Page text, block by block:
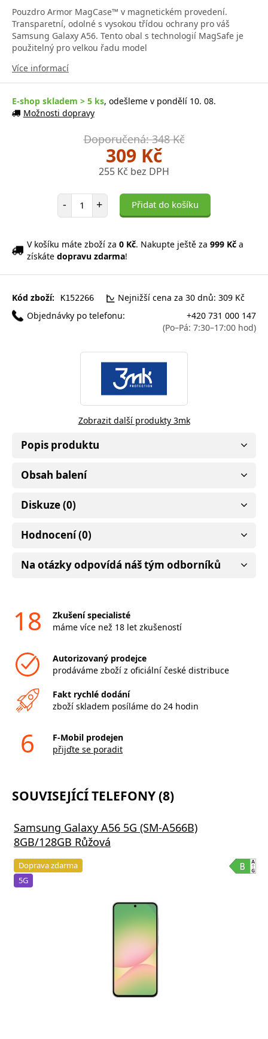
Pouzdro Armor MagCase™ v magnetickém provedení.
Transparetní, odolné s vysokou třídou ochrany pro váš
Samsung Galaxy A56. Tento obal s technologií MagSafe je
použitelný pro velkou řadu model
Více informací
E-shop skladem > 5 ks, odešleme v pondělí 10. 08.
Možnosti dopravy
Doporučená: 348 Kč
309 Kč
255 Kč bez DPH
- Počet položek
+ Přidat do košíku
V košíku máte zboží za 0 Kč. Nakupte ještě za 999 Kč a
získáte dopravu zdarma!
Kód zboží: K152266
Nejnižší cena za 30 dnů: 309 Kč
Objednávky po telefonu:
+420 731 000 147
(Po–Pá: 7:30–17:00 hod)
Zobrazit další produkty 3mk
Popis produktu
Obsah balení
Diskuze (0)
Hodnocení (0)
Na otázky odpovídá náš tým odborníků
18
Zkušení specialisté
máme více než 18 let zkušeností
Autorizovaný prodejce
prodáváme zboží z oficiální české distribuce
Fakt rychlé dodání
zboží skladem posíláme do 24 hodin
6
F-Mobil prodejen
přijďte se poradit
SOUVISEJÍCÍ TELEFONY (8)
Samsung Galaxy A56 5G (SM-A566B)
8GB/128GB Růžová
Doprava zdarma
5G